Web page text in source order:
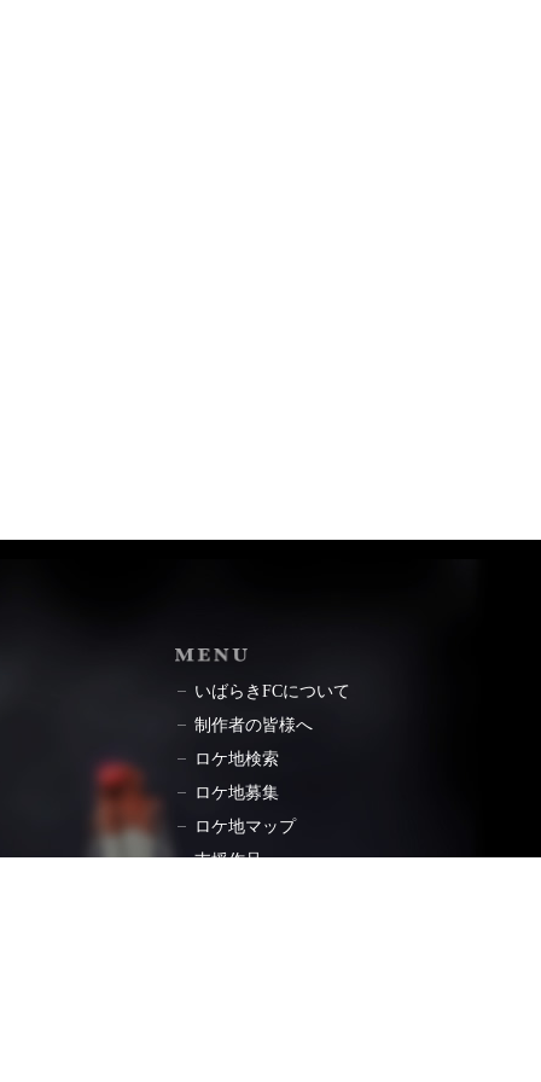
いばらきFCについて
制作者の皆様へ
ロケ地検索
ロケ地募集
ロケ地マップ
支援作品